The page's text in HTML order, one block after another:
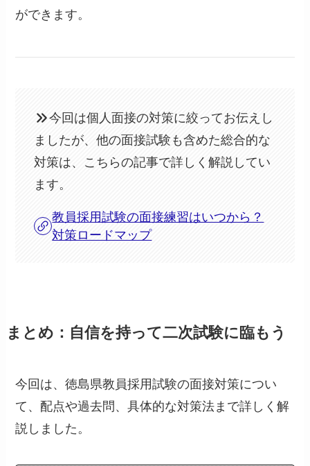
ができます。
今回は個人面接の対策に絞ってお伝えし
ましたが、他の面接試験も含めた総合的な
対策は、こちらの記事で詳しく解説してい
ます。
教員採用試験の面接練習はいつから？
対策ロードマップ
まとめ：自信を持って二次試験に臨もう
今回は、徳島県教員採用試験の面接対策につい
て、配点や過去問、具体的な対策法まで詳しく解
説しました。